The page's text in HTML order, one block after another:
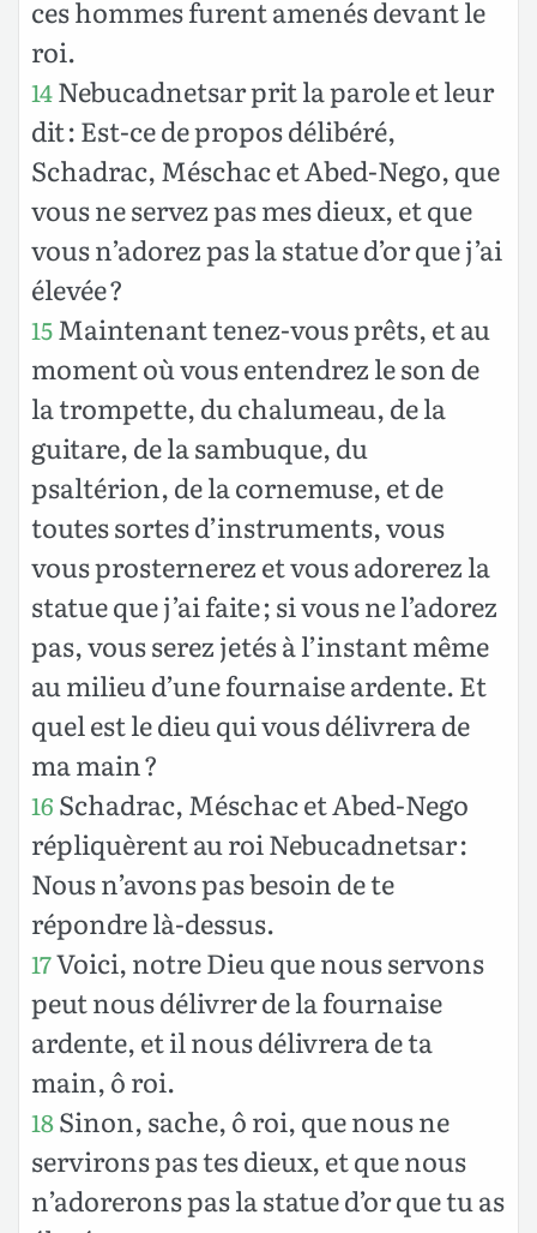
ces hommes furent amenés devant le
roi.
14Nebucadnetsar prit la parole et leur
dit : Est-ce de propos délibéré,
Schadrac, Méschac et Abed-Nego, que
vous ne servez pas mes dieux, et que
vous n’adorez pas la statue d’or que j’ai
élevée ?
15Maintenant tenez-vous prêts, et au
moment où vous entendrez le son de
la trompette, du chalumeau, de la
guitare, de la sambuque, du
psaltérion, de la cornemuse, et de
toutes sortes d’instruments, vous
vous prosternerez et vous adorerez la
statue que j’ai faite ; si vous ne l’adorez
pas, vous serez jetés à l’instant même
au milieu d’une fournaise ardente. Et
quel est le dieu qui vous délivrera de
ma main ?
16 Schadrac, Méschac et Abed-Nego
répliquèrent au roi Nebucadnetsar :
Nous n’avons pas besoin de te
répondre là-dessus.
17Voici, notre Dieu que nous servons
peut nous délivrer de la fournaise
ardente, et il nous délivrera de ta
main, ô roi.
18Sinon, sache, ô roi, que nous ne
servirons pas tes dieux, et que nous
n’adorerons pas la statue d’or que tu as